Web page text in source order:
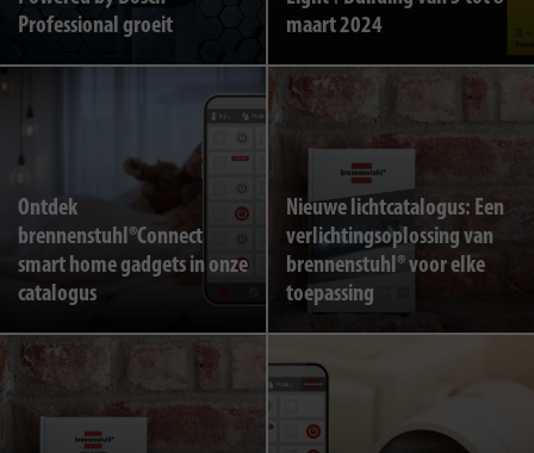
Professional groeit
maart 2024
Ontdek
brennenstuhl®Connect
smart home gadgets in onze
catalogus
Nieuwe lichtcatalogus: Een
verlichtingsoplossing van
brennenstuhl® voor elke
toepassing